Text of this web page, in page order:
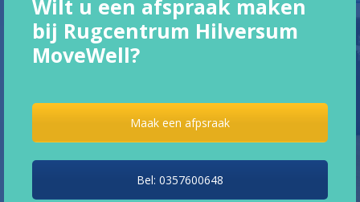
Wilt u een afspraak maken
bij Rugcentrum Hilversum
MoveWell?
Maak een afpsraak
Bel: 0357600648